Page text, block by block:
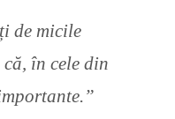
de micile
în cele din